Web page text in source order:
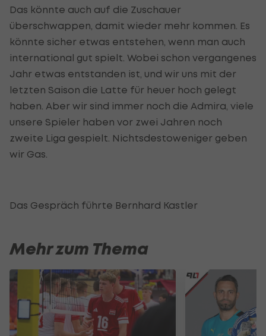
Das könnte auch auf die Zuschauer
überschwappen, damit wieder mehr kommen. Es
könnte sicher etwas entstehen, wenn man auch
international gut spielt. Wobei schon vergangenes
Jahr etwas entstanden ist, und wir uns mit der
letzten Saison die Latte für heuer hoch gelegt
haben. Aber wir sind immer noch die Admira, viele
unsere Spieler haben vor zwei Jahren noch
zweite Liga gespielt. Nichtsdestoweniger geben
wir Gas.
Das Gespräch führte Bernhard Kastler
Mehr zum Thema